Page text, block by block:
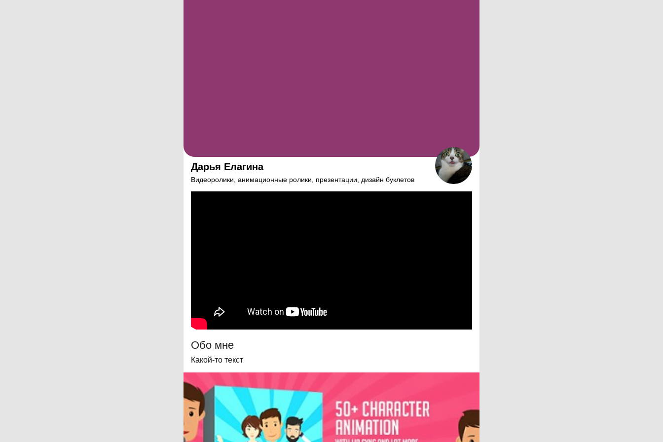
Дарья Елагина
Видеоролики, анимационные ролики, презентации, дизайн буклетов
Обо мне
Какой-то текст